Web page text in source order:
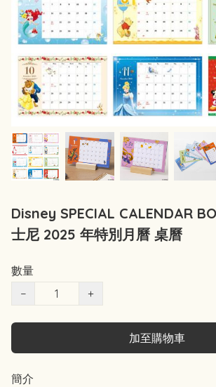
Disney SPECIAL CALENDAR
士尼 2025 年特別月曆 桌曆
數量
−
+
加至購物車
簡介